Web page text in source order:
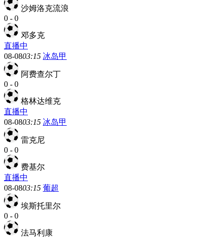
沙姆洛克流浪
0 - 0
邓多克
直播中
08-0803:15 冰岛甲
阿费查尔丁
0 - 0
格林达维克
直播中
08-0803:15 冰岛甲
雷克尼
0 - 0
费基尔
直播中
08-0803:15 葡超
埃斯托里尔
0 - 0
法马利康